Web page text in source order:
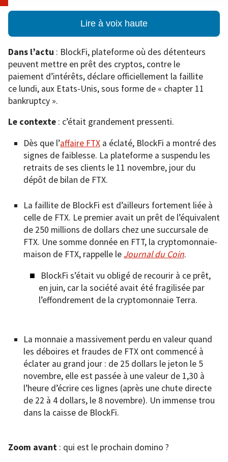
Lire à voix haute
Dans l’actu : BlockFi, plateforme où des détenteurs
peuvent mettre en prêt des cryptos, contre le
paiement d’intérêts, déclare officiellement la faillite
ce lundi, aux Etats-Unis, sous forme de « chapter 11
bankruptcy ».
Le contexte : c’était grandement pressenti.
Dès que l’affaire FTX a éclaté, BlockFi a montré des
signes de faiblesse. La plateforme a suspendu les
retraits de ses clients le 11 novembre, jour du
dépôt de bilan de FTX.
La faillite de BlockFi est d’ailleurs fortement liée à
celle de FTX. Le premier avait un prêt de l’équivalent
de 250 millions de dollars chez une succursale de
FTX. Une somme donnée en FTT, la cryptomonnaie-
maison de FTX, rappelle le Journal du Coin.
BlockFi s’était vu obligé de recourir à ce prêt,
en juin, car la société avait été fragilisée par
l’effondrement de la cryptomonnaie Terra.
La monnaie a massivement perdu en valeur quand
les déboires et fraudes de FTX ont commencé à
éclater au grand jour : de 25 dollars le jeton le 5
novembre, elle est passée à une valeur de 1,30 à
l’heure d’écrire ces lignes (après une chute directe
de 22 à 4 dollars, le 8 novembre). Un immense trou
dans la caisse de BlockFi.
Zoom avant : qui est le prochain domino ?